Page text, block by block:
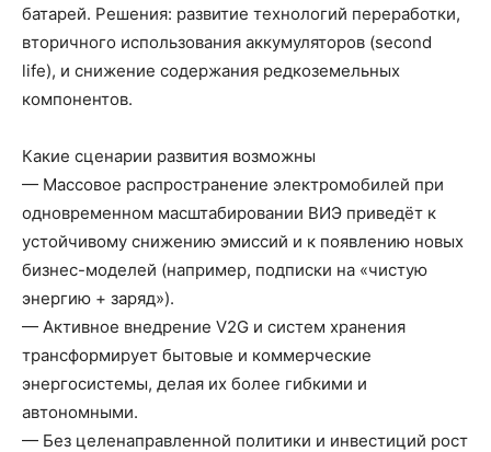
батарей. Решения: развитие технологий переработки,
вторичного использования аккумуляторов (second
life), и снижение содержания редкоземельных
компонентов.
Какие сценарии развития возможны
— Массовое распространение электромобилей при
одновременном масштабировании ВИЭ приведёт к
устойчивому снижению эмиссий и к появлению новых
бизнес-моделей (например, подписки на «чистую
энергию + заряд»).
— Активное внедрение V2G и систем хранения
трансформирует бытовые и коммерческие
энергосистемы, делая их более гибкими и
автономными.
— Без целенаправленной политики и инвестиций рост